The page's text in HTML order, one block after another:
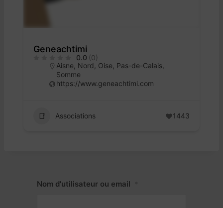
Geneachtimi
0.0 (0)
Aisne Nord Oise Pas-de-Calais
Somme
https://www.geneachtimi.com
Associations 1443
Nom d'utilisateur ou email